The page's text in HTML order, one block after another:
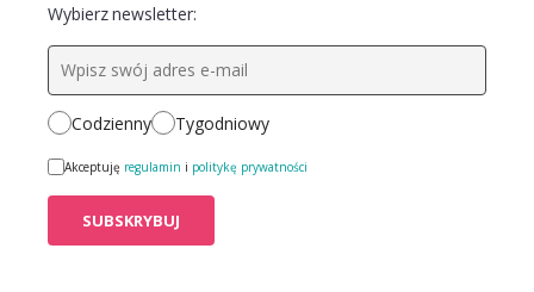
Wybierz newsletter:
Codzienny Tygodniowy
Akceptuję regulamin i politykę prywatności